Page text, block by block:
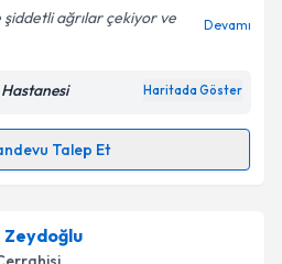
ve kişisel verilerimin belirtilen
kabul ediyorum.
Talebini Gönder
şiddetli ağrılar çekiyor ve
Devamı
Haritada Göster
Talep Et
Talebi
randevu takvimi talebi
randevu almanız için bir
Zeydoğlu